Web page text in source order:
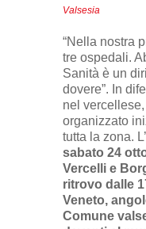
Valsesia
“Nella nostra
tre ospedali.
Sanità è un
dovere”. In
nel vercellese,
organizzato
tutta la zona.
sabato 24
Vercelli e
ritrovo dalle
Veneto,
Comune